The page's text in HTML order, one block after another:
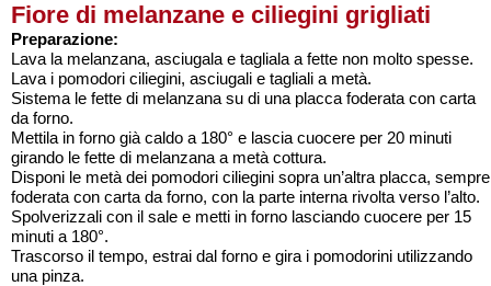
Fiore di melanzane e ciliegini grigliati
Preparazione:
Lava la melanzana, asciugala e tagliala a fette non molto spesse.
Lava i pomodori ciliegini, asciugali e tagliali a metà.
Sistema le fette di melanzana su di una placca foderata con carta
da forno.
Mettila in forno già caldo a 180° e lascia cuocere per 20 minuti
girando le fette di melanzana a metà cottura.
Disponi le metà dei pomodori ciliegini sopra un’altra placca, sempre
foderata con carta da forno, con la parte interna rivolta verso l’alto.
Spolverizzali con il sale e metti in forno lasciando cuocere per 15
minuti a 180°.
Trascorso il tempo, estrai dal forno e gira i pomodorini utilizzando
una pinza.